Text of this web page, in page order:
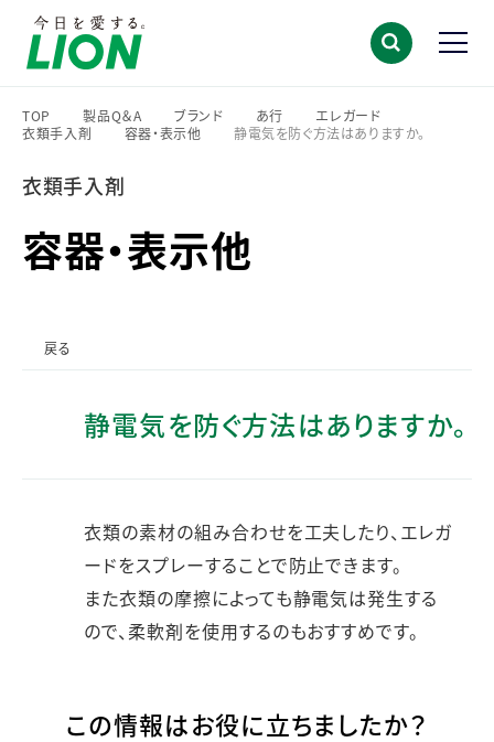
TOP
>
製品Q＆A
>
ブランド
>
あ行
>
エレガード
>
衣類手入剤
容器・表示他
静電気を防ぐ方法はありますか。
衣類手入剤
容器・表示他
戻る
静電気を防ぐ方法はありますか。
衣類の素材の組み合わせを工夫したり、エレガ
ードをスプレーすることで防止できます。
また衣類の摩擦によっても静電気は発生する
ので、柔軟剤を使用するのもおすすめです。
この情報はお役に立ちましたか？